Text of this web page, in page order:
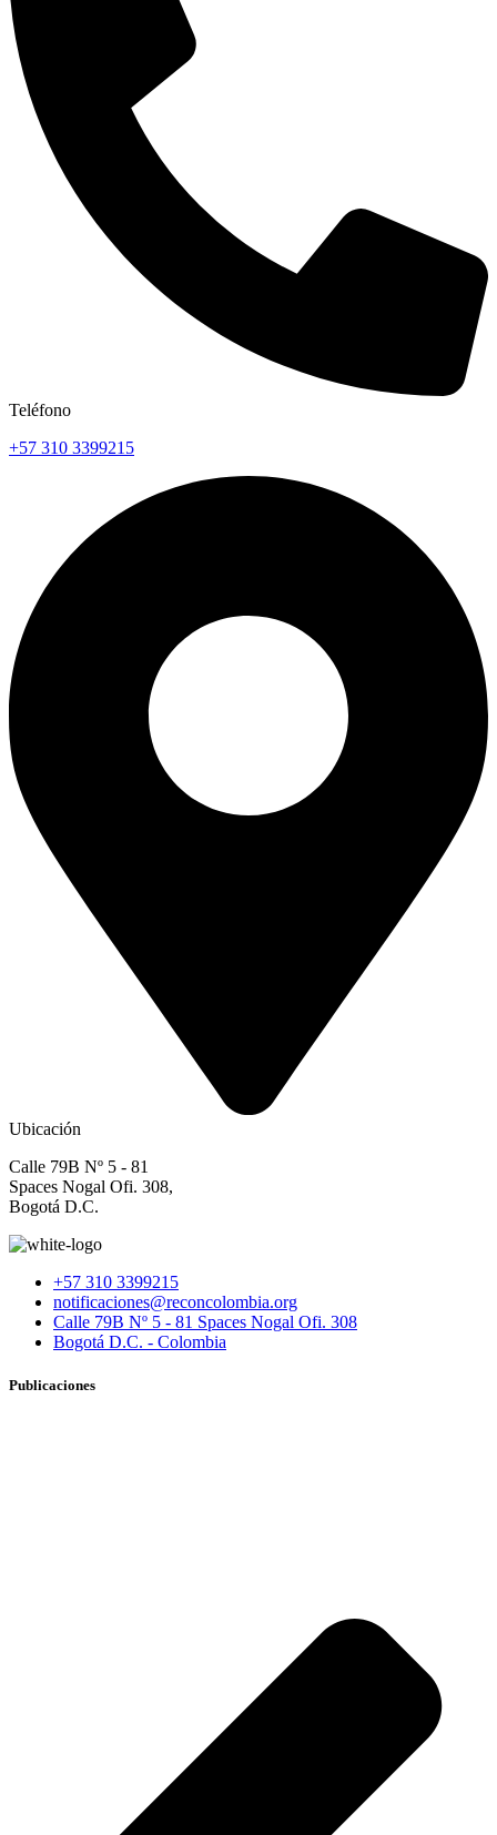
Teléfono
+57 310 3399215
Ubicación
Calle 79B Nº 5 - 81
Spaces Nogal Ofi. 308,
Bogotá D.C.
+57 310 3399215
notificaciones@reconcolombia.org
Calle 79B Nº 5 - 81 Spaces Nogal Ofi. 308
Bogotá D.C. - Colombia
Publicaciones